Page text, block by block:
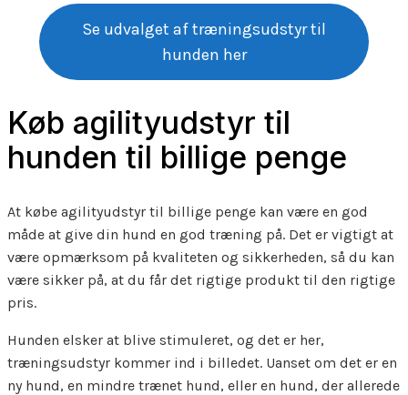
Se udvalget af træningsudstyr til
hunden her
Køb agilityudstyr til
hunden til billige penge
At købe agilityudstyr til billige penge kan være en god
måde at give din hund en god træning på. Det er vigtigt at
være opmærksom på kvaliteten og sikkerheden, så du kan
være sikker på, at du får det rigtige produkt til den rigtige
pris.
Hunden elsker at blive stimuleret, og det er her,
træningsudstyr kommer ind i billedet. Uanset om det er en
ny hund, en mindre trænet hund, eller en hund, der allerede